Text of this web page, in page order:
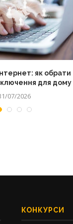
як обрати
для дому
07/2026
КОНКУРСИ